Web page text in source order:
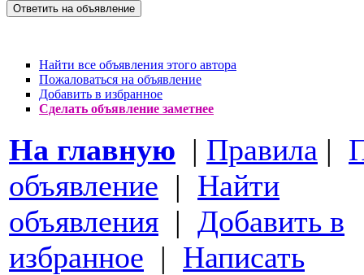
Найти все объявления этого автора
Пожаловаться на объявление
Добавить в избранное
Сделать объявление заметнее
На главную | Правила |
объявление | Найти
объявления | Добавить в
избранное | Написать